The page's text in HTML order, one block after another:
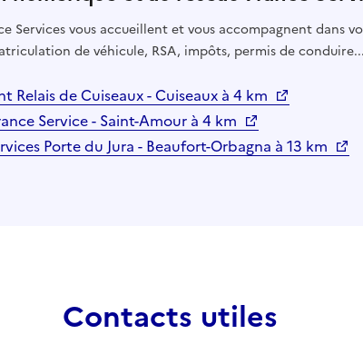
Services vous accueillent et vous accompagnent dans
de véhicule, RSA, impôts, permis de
Relais de Cuiseaux - Cuiseaux à 4 km
Service - Saint-Amour à 4 km
Porte du Jura - Beaufort-Orbagna à 13 km
Contacts utiles